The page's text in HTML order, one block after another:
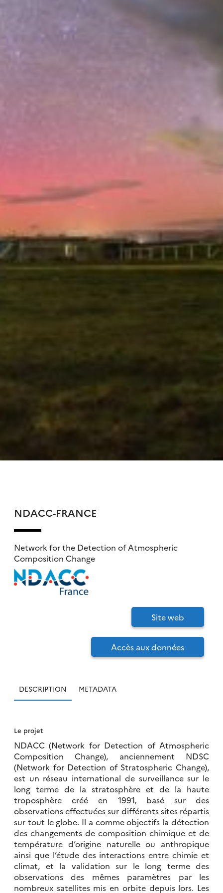
NDACC-FRANCE
Network for the Detection of Atmospheric
Composition Change
Site web
Accès aux données
DESCRIPTION METADATA
Le projet
NDACC (Network for Detection of Atmospheric
Composition Change), anciennement NDSC
(Network for Detection of Stratospheric Change),
est un réseau international de surveillance sur le
long terme de la stratosphère et de la haute
troposphère créé en 1991, basé sur des
observations effectuées sur différents sites répartis
sur tout le globe. Il a comme objectifs la détection
des changements de composition chimique et de
température d’origine naturelle ou anthropique
ainsi que l’étude des interactions entre chimie et
climat, et la validation sur le long terme des
observations des mêmes paramètres par les
nombreux satellites mis en orbite depuis lors. Les